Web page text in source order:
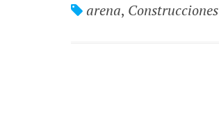
arena, Construcciones